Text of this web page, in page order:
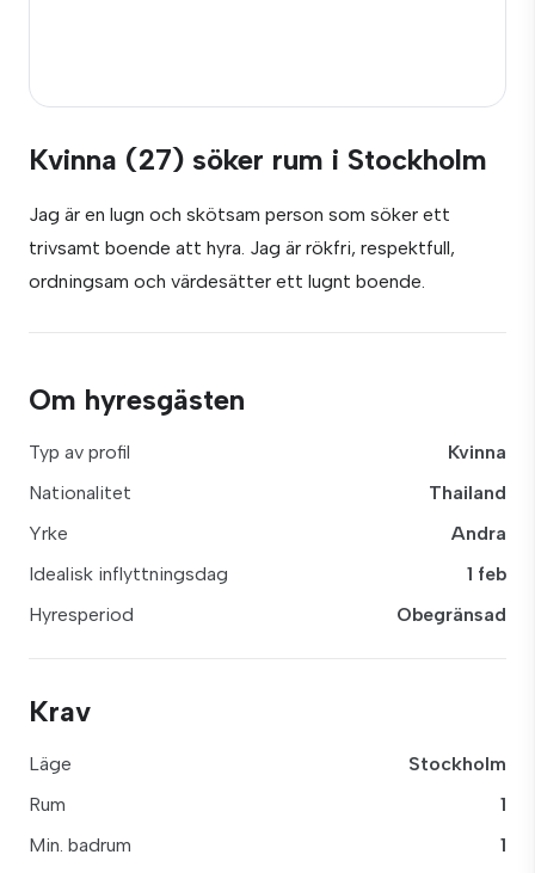
Kvinna (27) söker rum i Stockholm
Jag är en lugn och skötsam person som söker ett
trivsamt boende att hyra. Jag är rökfri, respektfull,
ordningsam och värdesätter ett lugnt boende.
Om hyresgästen
Typ av profil
Kvinna
Nationalitet
Thailand
Yrke
Andra
Idealisk inflyttningsdag
1 feb
Hyresperiod
Obegränsad
Krav
Läge
Stockholm
Rum
1
Min. badrum
1